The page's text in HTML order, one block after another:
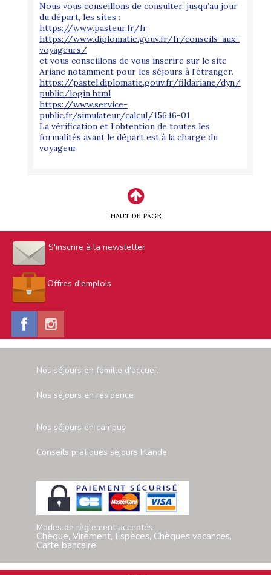
Nous vous conseillons de consulter, jusqu’au jour
du départ, les sites :
https://www.pasteur.fr/fr
https://www.diplomatie.gouv.fr/fr/conseils-aux-
voyageurs/
et vous conseillons de vous inscrire sur le site
Ariane notamment pour les séjours à l'étranger.
https://pastel.diplomatie.gouv.fr/fildariane/dyn/
public/login.html
https://www.service-
public.fr/simulateur/calcul/15646-01
La vérification et l’obtention de toutes les
formalités avant le départ est à la charge du
voyageur.
HAUT DE PAGE
S'inscrire à la newsletter
Offres d'emplois
Nos séjours en famille d'accueil
Nos séjours en résidence
Nos séjours en campus
Conseils pratiques séjours Irlande
Modes de règlement acceptés
Chèque, Virement, Espèces, Chèques vacances,
Carte bancaire